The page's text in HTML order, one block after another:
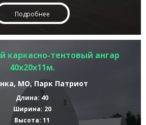
Подробнее
каркасно-тентовый ангар
40х20х11м.
МО, Парк Патриот
Длина: 40
Ширина: 20
Высота: 11